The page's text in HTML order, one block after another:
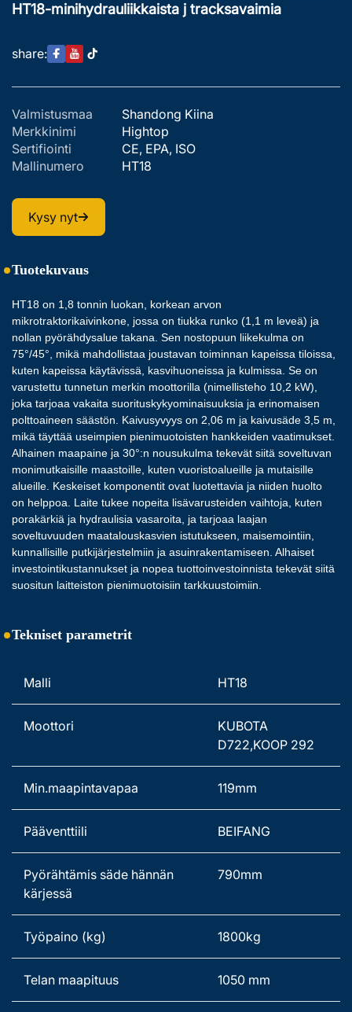
HT18-minihydrauliikkaista j tracksavaimia
share:
Valmistusmaa
Shandong Kiina
Merkkinimi
Hightop
Sertifiointi
CE, EPA, ISO
Mallinumero
HT18
Kysy nyt
Tuotekuvaus
HT18 on 1,8 tonnin luokan, korkean arvon
mikrotraktorikaivinkone, jossa on tiukka runko (1,1 m leveä) ja
nollan pyörähdysalue takana. Sen nostopuun liikekulma on
75°/45°, mikä mahdollistaa joustavan toiminnan kapeissa tiloissa,
kuten kapeissa käytävissä, kasvihuoneissa ja kulmissa. Se on
varustettu tunnetun merkin moottorilla (nimellisteho 10,2 kW),
joka tarjoaa vakaita suorituskykyominaisuuksia ja erinomaisen
polttoaineen säästön. Kaivusyvyys on 2,06 m ja kaivusäde 3,5 m,
mikä täyttää useimpien pienimuotoisten hankkeiden vaatimukset.
Alhainen maapaine ja 30°:n nousukulma tekevät siitä soveltuvan
monimutkaisille maastoille, kuten vuoristoalueille ja mutaisille
alueille. Keskeiset komponentit ovat luotettavia ja niiden huolto
on helppoa. Laite tukee nopeita lisävarusteiden vaihtoja, kuten
porakärkiä ja hydraulisia vasaroita, ja tarjoaa laajan
soveltuvuuden maatalouskasvien istutukseen, maisemointiin,
kunnallisille putkijärjestelmiin ja asuinrakentamiseen. Alhaiset
investointikustannukset ja nopea tuottoinvestoinnista tekevät siitä
suositun laitteiston pienimuotoisiin tarkkuustoimiin.
Tekniset parametrit
Malli HT18
Moottori
KUBOTA
D722,KOOP 292
Min.maapintavapaa 119mm
Pääventtiili BEIFANG
Pyörähtämis säde hännän
kärjessä
790mm
Työpaino (kg) 1800kg
Telan maapituus 1050 mm